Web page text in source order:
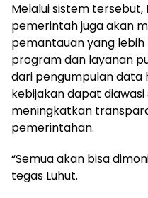
Melalui sistem
pemerintah juga akan
pemantauan yang
program dan layanan
dari pengumpulan data
kebijakan dapat
meningkatkan
pemerintahan.
“Semua akan bisa
tegas Luhut.